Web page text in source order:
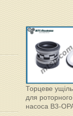
Торцеве
для роторного
насоса В3-